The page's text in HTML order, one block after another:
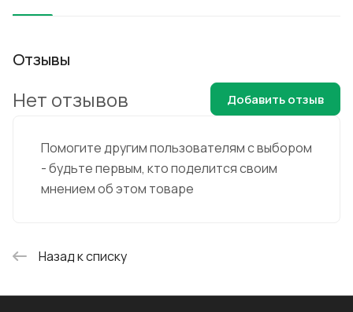
Отзывы
Помогите другим пользователям с выбором
- будьте первым, кто поделится своим
мнением об этом товаре
Нет отзывов Добавить отзыв
Назад к списку